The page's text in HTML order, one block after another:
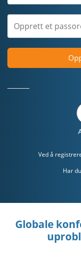
Ved å
Har
Globale